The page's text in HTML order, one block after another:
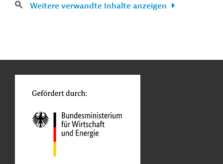
Weitere verwandte Inhalte anzeigen